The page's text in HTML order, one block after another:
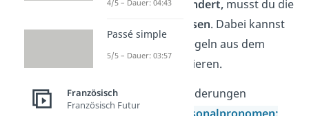
Perspektive verändert, musst du die
Pronomen anpassen. Dabei kannst
du dich an den Regeln aus dem
Deutschen orientieren.
Die häufigsten Änderungen
4/5 – Dauer: 04:43
Passé simple
5/5 – Dauer: 03:57
Französisch
Französisch Futur